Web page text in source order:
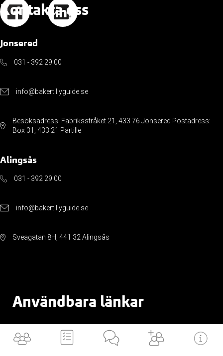
Kontakta oss
Jonsered
031 - 392 29 00
info@bakertillyguide.se
Besöksadress: Fabriksstråket 21, 433 76 Jonsered Postadress:
Box 31, 433 21 Partille
Alingsås
031 - 392 29 00
info@bakertillyguide.se
Sveagatan 8H, 441 32 Alingsås
Användbara länkar
VILKA är vi